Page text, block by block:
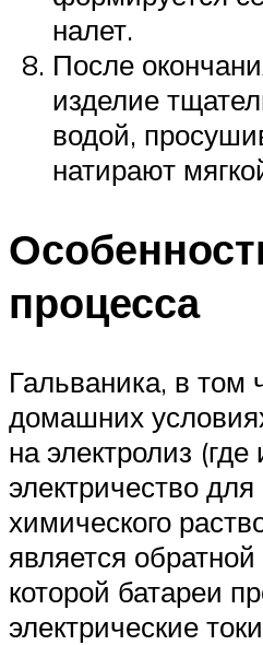
налет.
После
изделие
водой,
натирают
процесса
Гальваника, в том
домашних
на электролиз (где
электричество
химического
является
которой батареи
электрические